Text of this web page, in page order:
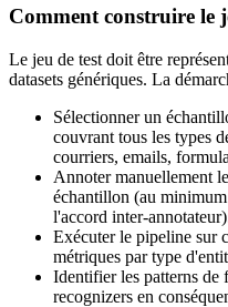
Comment construire le
Le jeu de test doit être
datasets génériques. La
Sélectionner un
couvrant tous les types
courriers, emails,
Annoter manuellement
échantillon (au
l'accord inter-
Exécuter le pipeline sur
métriques par type
Identifier les patterns de
recognizers en